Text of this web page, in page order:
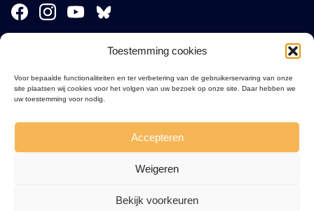
Toestemming cookies
Voor bepaalde functionaliteiten en ter verbetering van de gebruikerservaring van onze
site plaatsen wij cookies voor het volgen van uw bezoek op onze site. Daar hebben we
uw toestemming voor nodig.
Accepteren
Weigeren
Bekijk voorkeuren